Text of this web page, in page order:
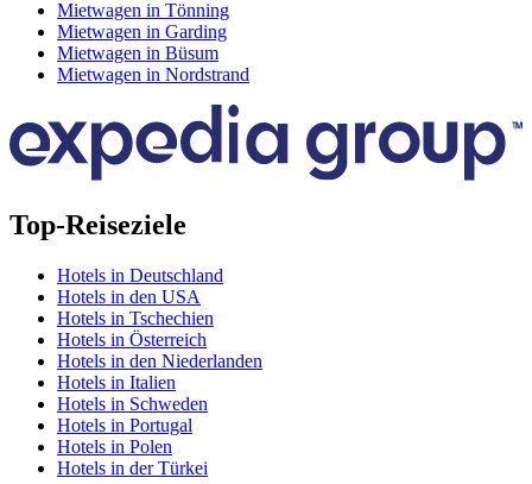
Mietwagen in Tönning
Mietwagen in Garding
Mietwagen in Büsum
Mietwagen in Nordstrand
Top-Reiseziele
Hotels in Deutschland
Hotels in den USA
Hotels in Tschechien
Hotels in Österreich
Hotels in den Niederlanden
Hotels in Italien
Hotels in Schweden
Hotels in Portugal
Hotels in Polen
Hotels in der Türkei